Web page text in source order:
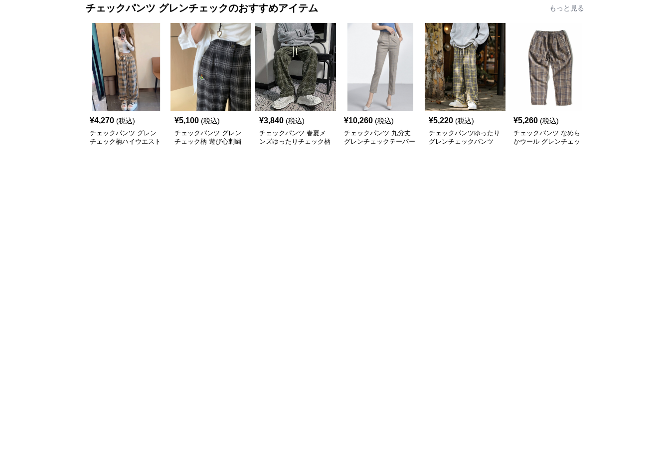
チェックパンツ グレンチェックのおすすめアイテム もっと見る
¥4,270 (税込)
チェックパンツ グレン
チェック柄ハイウエスト
¥5,100 (税込)
チェックパンツ グレン
チェック柄 遊び心刺繍
¥3,840 (税込)
チェックパンツ 春夏メ
ンズゆったりチェック柄
¥10,260 (税込)
チェックパンツ 九分丈
グレンチェックテーパー
¥5,220 (税込)
チェックパンツゆったり
グレンチェックパンツ
¥5,260 (税込)
チェックパンツ なめら
かウール グレンチェッ